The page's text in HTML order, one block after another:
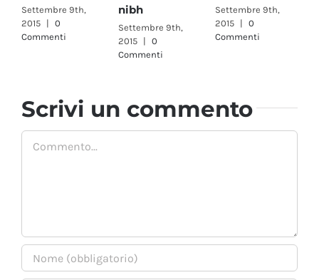
Settembre 9th,
2015 |
0
Commenti
nibh
Settembre 9th,
2015 |
0
Commenti
Settembre 9th,
2015 |
0
Commenti
Scrivi un commento